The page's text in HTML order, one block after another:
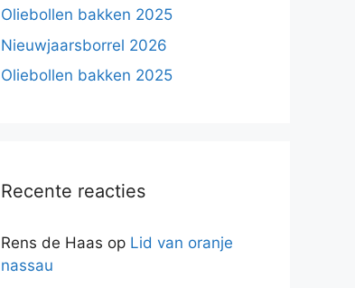
Oliebollen bakken 2025
Nieuwjaarsborrel 2026
Oliebollen bakken 2025
Recente reacties
Rens de Haas op Lid van oranje
nassau